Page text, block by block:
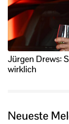
Jürgen Drews:
wirklich
Neueste